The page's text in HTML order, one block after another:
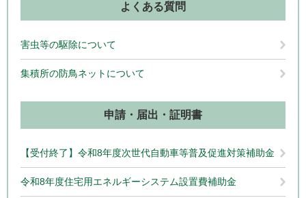
よくある質問
害虫等の駆除について
集積所の防鳥ネットについて
申請・届出・証明書
【受付終了】令和8年度次世代自動車等普及促進対策補助金
令和8年度住宅用エネルギーシステム設置費補助金